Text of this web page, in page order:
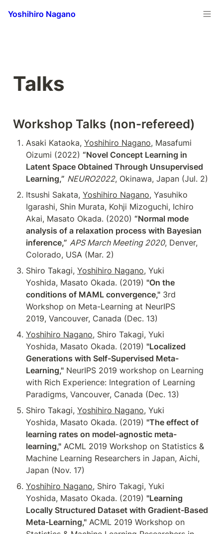
Yoshihiro Nagano
Talks
Workshop Talks (non-refereed)
Asaki Kataoka, Yoshihiro Nagano, Masafumi
Oizumi (2022) “Novel Concept Learning in
Latent Space Obtained Through Unsupervised
Learning,” NEURO2022, Okinawa, Japan (Jul. 2)
Itsushi Sakata, Yoshihiro Nagano, Yasuhiko
Igarashi, Shin Murata, Kohji Mizoguchi, Ichiro
Akai, Masato Okada. (2020) “Normal mode
analysis of a relaxation process with Bayesian
inference,” APS March Meeting 2020, Denver,
Colorado, USA (Mar. 2)
Shiro Takagi, Yoshihiro Nagano, Yuki
Yoshida, Masato Okada. (2019) "On the
conditions of MAML convergence," 3rd
Workshop on Meta-Learning at NeurIPS
2019, Vancouver, Canada (Dec. 13)
Yoshihiro Nagano, Shiro Takagi, Yuki
Yoshida, Masato Okada. (2019) "Localized
Generations with Self-Supervised Meta-
Learning," NeurIPS 2019 workshop on Learning
with Rich Experience: Integration of Learning
Paradigms, Vancouver, Canada (Dec. 13)
Shiro Takagi, Yoshihiro Nagano, Yuki
Yoshida, Masato Okada. (2019) "The effect of
learning rates on model-agnostic meta-
learning," ACML 2019 Workshop on Statistics &
Machine Learning Researchers in Japan, Aichi,
Japan (Nov. 17)
Yoshihiro Nagano, Shiro Takagi, Yuki
Yoshida, Masato Okada. (2019) "Learning
Locally Structured Dataset with Gradient-Based
Meta-Learning," ACML 2019 Workshop on